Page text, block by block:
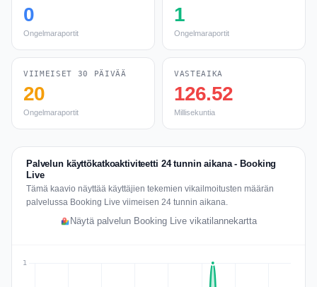
0
Ongelmaraportit
1
Ongelmaraportit
VIIMEISET 30 PÄIVÄÄ
20
Ongelmaraportit
VASTEAIKA
126.52
Millisekuntia
Palvelun käyttökatkoaktiviteetti 24 tunnin aikana - Booking
Live
Tämä kaavio näyttää käyttäjien tekemien vikailmoitusten määrän
palvelussa Booking Live viimeisen 24 tunnin aikana.
Näytä palvelun Booking Live vikatilannekartta